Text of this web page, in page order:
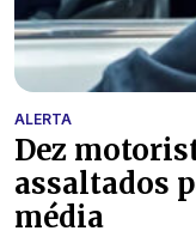
ALERTA
Dez
assaltados
média